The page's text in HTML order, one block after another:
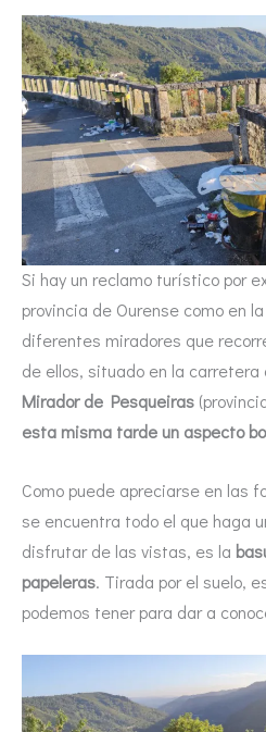
Si hay un reclamo turístico por
provincia de Ourense como en
diferentes miradores que
de ellos, situado en la
Mirador de Pesqueiras
esta misma tarde un aspecto
Como puede apreciarse en las
se encuentra todo el que haga
disfrutar de las vistas, es la
papeleras. Tirada por el suelo,
podemos tener para dar a